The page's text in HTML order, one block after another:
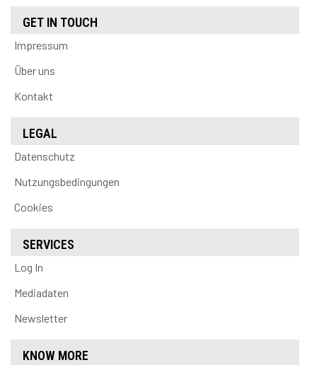
GET IN TOUCH
Impressum
Über uns
Kontakt
LEGAL
Datenschutz
Nutzungsbedingungen
Cookies
SERVICES
Log In
Mediadaten
Newsletter
KNOW MORE